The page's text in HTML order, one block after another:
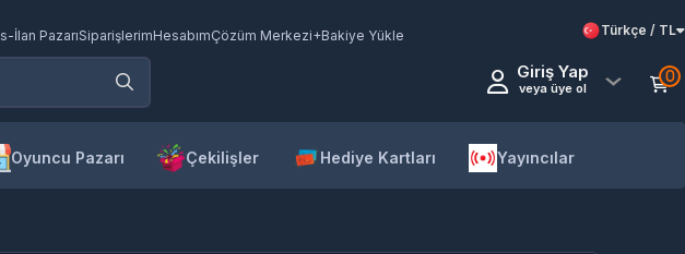
-İlan PazarıSiparişlerimHesabımÇözüm Merkezi+Bakiye Yükle Türkçe / TL
Giriş Yap
veya üye ol
0
Oyuncu Pazarı Çekilişler Hediye Kartları Yayıncılar